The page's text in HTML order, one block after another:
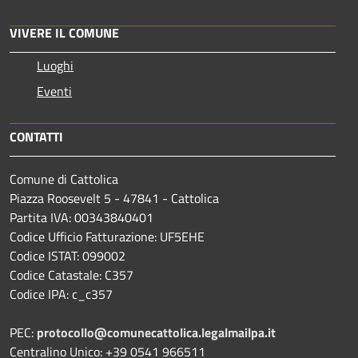
VIVERE IL COMUNE
Luoghi
Eventi
CONTATTI
Comune di Cattolica
Piazza Roosevelt 5 - 47841 - Cattolica
Partita IVA: 00343840401
Codice Ufficio Fatturazione: UF5EHE
Codice ISTAT: 099002
Codice Catastale: C357
Codice IPA: c_c357
PEC: protocollo@comunecattolica.legalmailpa.it
Centralino Unico: +39 0541 966511